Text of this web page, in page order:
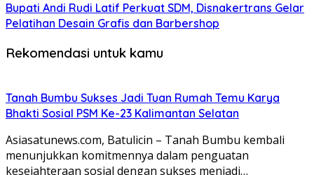
Bupati Andi Rudi Latif Perkuat SDM, Disnakertrans Gelar
Pelatihan Desain Grafis dan Barbershop
Rekomendasi untuk kamu
Tanah Bumbu Sukses Jadi Tuan Rumah Temu Karya
Bhakti Sosial PSM Ke-23 Kalimantan Selatan
Asiasatunews.com, Batulicin – Tanah Bumbu kembali
menunjukkan komitmennya dalam penguatan
kesejahteraan sosial dengan sukses menjadi…